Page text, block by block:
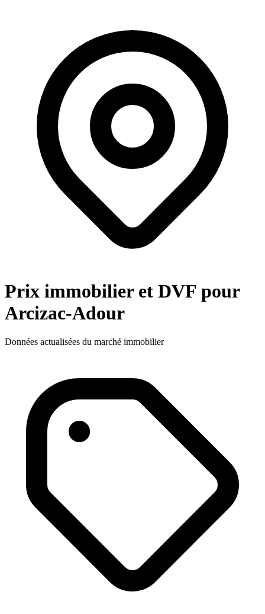
Prix immobilier et DVF pour
Arcizac-Adour
Données actualisées du marché immobilier